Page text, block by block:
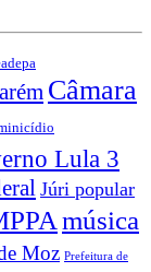
Câmara
Lula 3
Júri popular
música
Moz Prefeitura de